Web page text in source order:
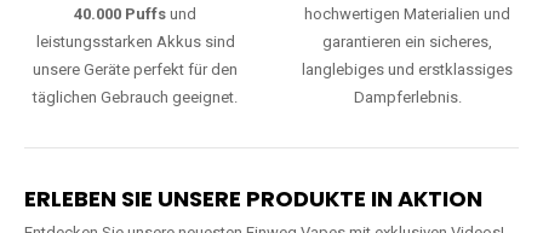
40.000 Puffs und
leistungsstarken Akkus sind
unsere Geräte perfekt für den
täglichen Gebrauch geeignet.
hochwertigen Materialien und
garantieren ein sicheres,
langlebiges und erstklassiges
Dampferlebnis.
ERLEBEN SIE UNSERE PRODUKTE IN AKTION